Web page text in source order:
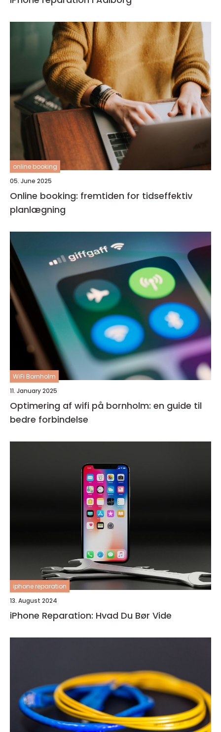
online booking
05. June 2025
Online booking: fremtiden for tidseffektiv
planlægning
WiFi Bornholm
11. January 2025
Optimering af wifi på bornholm: en guide til
bedre forbindelse
iphone reparation
13. August 2024
iPhone Reparation: Hvad Du Bør Vide